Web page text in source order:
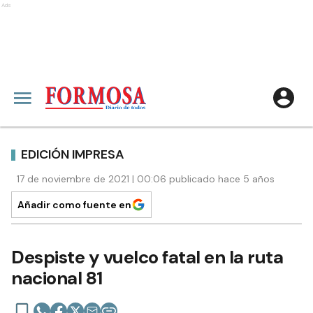
Ads
EDICIÓN IMPRESA
17 de noviembre de 2021 | 00:06 publicado hace 5 años
Añadir como fuente en
Despiste y vuelco fatal en la ruta
nacional 81